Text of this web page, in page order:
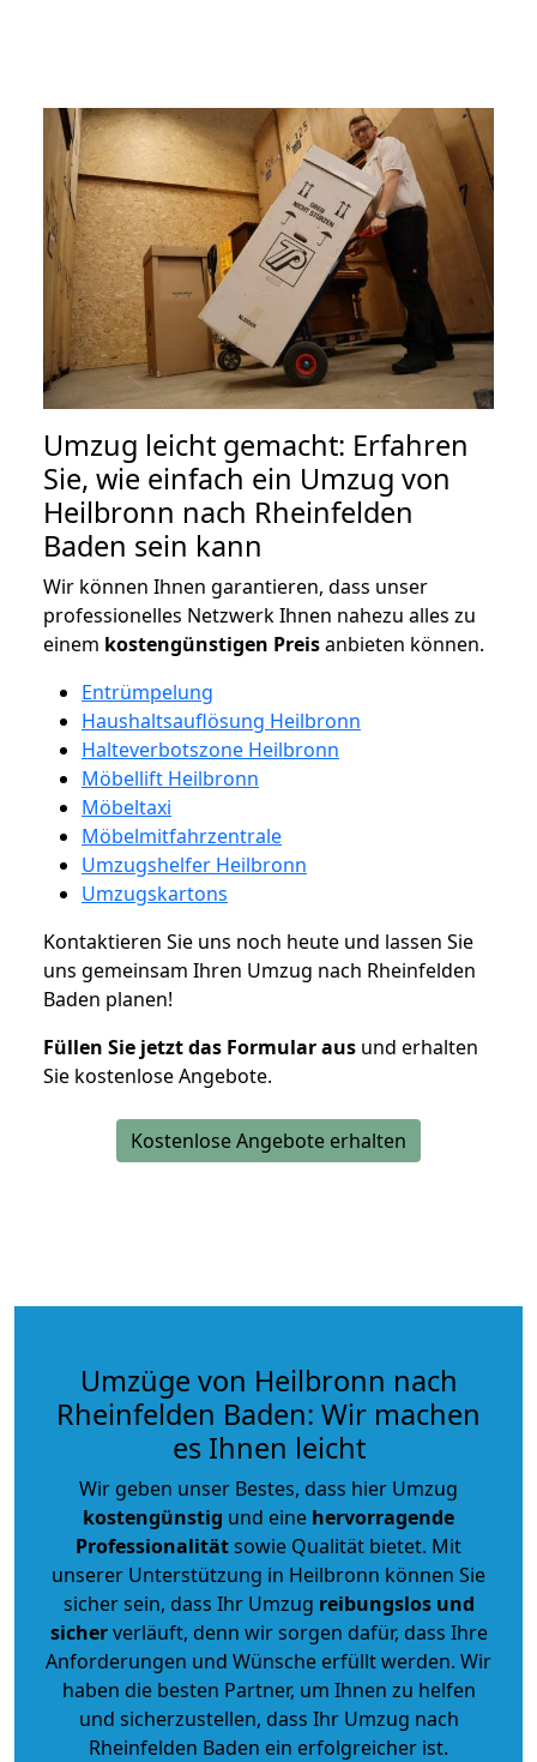
Umzug leicht gemacht: Erfahren
Sie, wie einfach ein Umzug von
Heilbronn nach Rheinfelden
Baden sein kann
Wir können Ihnen garantieren, dass unser
professionelles Netzwerk Ihnen nahezu alles zu
einem kostengünstigen Preisanbieten können.
Entrümpelung
Haushaltsauflösung Heilbronn
Halteverbotszone Heilbronn
Möbellift Heilbronn
Möbeltaxi
Möbelmitfahrzentrale
Umzugshelfer Heilbronn
Umzugskartons
Kontaktieren Sie uns noch heute und lassen Sie
uns gemeinsam Ihren Umzug nach Rheinfelden
Baden planen!
Füllen Sie jetzt das Formular aus und erhalten
Sie kostenlose Angebote.
Kostenlose Angebote erhalten
Umzüge von Heilbronn nach
Rheinfelden Baden: Wir machen
es Ihnen leicht
Wir geben unser Bestes, dass hier Umzug
kostengünstig und eine hervorragende
Professionalitätsowie Qualität bietet. Mit
unserer Unterstützung in Heilbronn können Sie
sicher sein, dass Ihr Umzug reibungslos und
sicherverläuft, denn wir sorgen dafür, dass Ihre
Anforderungen und Wünsche erfüllt werden. Wir
haben die besten Partner, um Ihnen zu helfen
und sicherzustellen, dass Ihr Umzug nach
Rheinfelden Baden ein erfolgreicher ist.